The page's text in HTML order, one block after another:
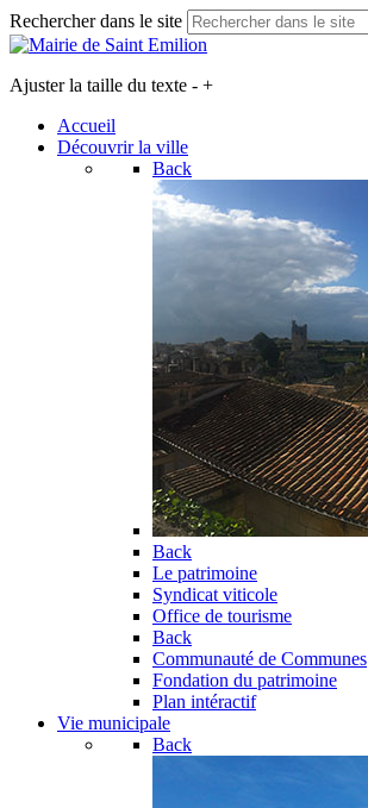
Rechercher dans le site
Ajuster la taille du texte - +
Accueil
Découvrir la ville
Back
Back
Le patrimoine
Syndicat viticole
Office de tourisme
Back
Communauté de Communes
Fondation du patrimoine
Plan intéractif
Vie municipale
Back